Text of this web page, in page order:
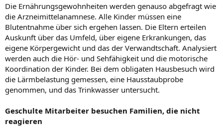
Die Ernährungsgewohnheiten werden genauso abgefragt wie
die Arzneimittelanamnese. Alle Kinder müssen eine
Blutentnahme über sich ergehen lassen. Die Eltern erteilen
Auskunft über das Umfeld, über eigene Erkrankungen, das
eigene Körpergewicht und das der Verwandtschaft. Analysiert
werden auch die Hör- und Sehfähigkeit und die motorische
Koordination der Kinder. Bei dem obligaten Hausbesuch wird
die Lärmbelastung gemessen, eine Hausstaubprobe
genommen, und das Trinkwasser untersucht.
Geschulte Mitarbeiter besuchen Familien, die nicht
reagieren